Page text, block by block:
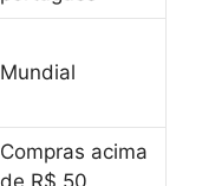
Mundial
Compras acima
de R$ 50